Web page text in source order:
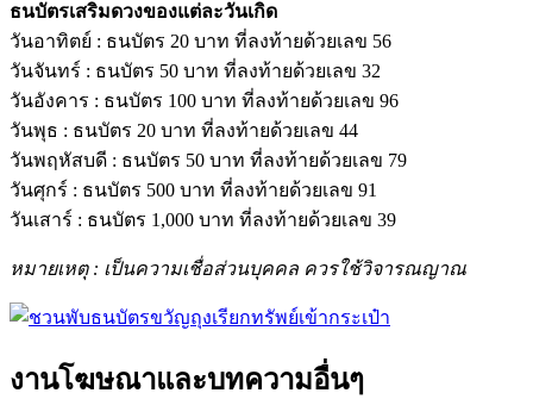
ธนบัตรเสริมดวงของแต่ละวันเกิด
วันอาทิตย์ : ธนบัตร 20 บาท ที่ลงท้ายด้วยเลข 56
วันจันทร์ : ธนบัตร 50 บาท ที่ลงท้ายด้วยเลข 32
วันอังคาร : ธนบัตร 100 บาท ที่ลงท้ายด้วยเลข 96
วันพุธ : ธนบัตร 20 บาท ที่ลงท้ายด้วยเลข 44
วันพฤหัสบดี : ธนบัตร 50 บาท ที่ลงท้ายด้วยเลข 79
วันศุกร์ : ธนบัตร 500 บาท ที่ลงท้ายด้วยเลข 91
วันเสาร์ : ธนบัตร 1,000 บาท ที่ลงท้ายด้วยเลข 39
หมายเหตุ : เป็นความเชื่อส่วนบุคคล ควรใช้วิจารณญาณ
งานโฆษณาและบทความอื่นๆ